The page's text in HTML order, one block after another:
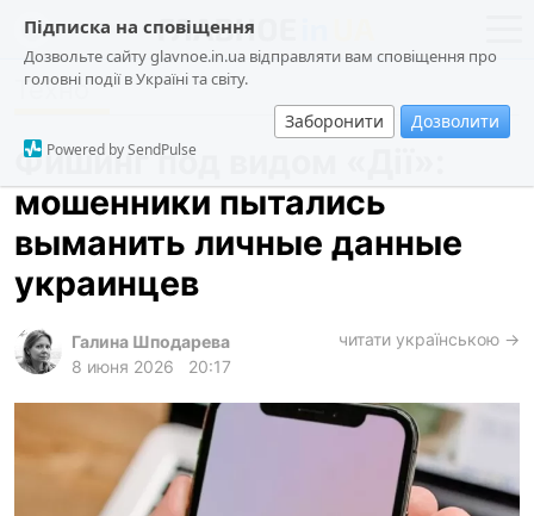
Підписка на сповіщення
Дозвольте сайту glavnoe.in.ua відправляти вам сповіщення про
головні події в Україні та світу.
Заборонити Дозволити
Powered by SendPulse
новости
о проекте
общество
происшествия
криминал
харьков
Техно
Фишинг под видом «Дії»:
мошенники пытались
выманить личные данные
украинцев
Галина Шподарева
8 июня 2026
20:17
читати українською →